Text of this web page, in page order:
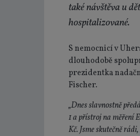
také návštěva u
hospitalizované.
S nemocnicí v
dlouhodobě
prezidentka
Fischer.
„Dnes slavnostně
1 a přístroj na měření
Kč. Jsme skutečně